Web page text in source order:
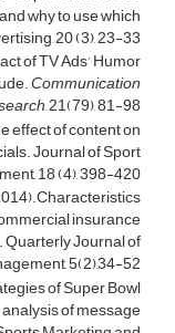
why to use which
20 (3), 23-33.
of TV Ads’ Humor
Communication
, 21(79), 81-98.
effect of content on
Journal of Sport
18 (4), 398-420.
insurance
Quarterly Journal of
5(2),34-52
of Super Bowl
of message